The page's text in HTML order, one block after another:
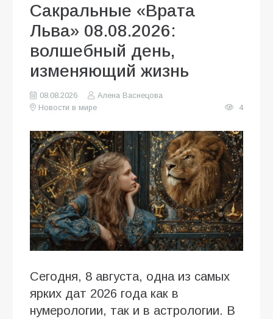
Сакральные «Врата
Льва» 08.08.2026:
волшебный день,
изменяющий жизнь
08.08.2026
Алена Васнецова
Новости в мире
4
Сегодня, 8 августа, одна из самых
ярких дат 2026 года как в
нумерологии, так и в астрологии. В